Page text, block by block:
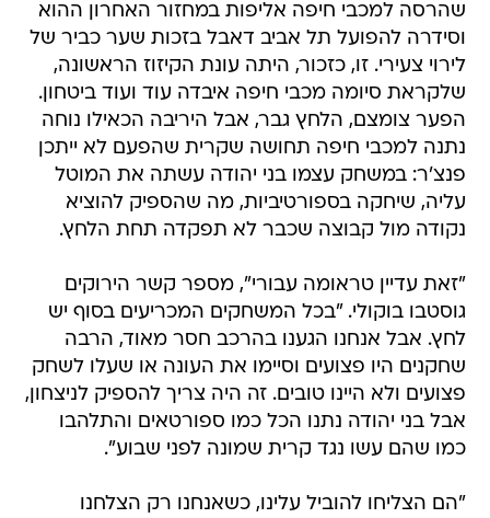
שהרסה למכבי חיפה אליפות במחזור האחרון ההוא
וסידרה להפועל תל אביב דאבל בזכות שער כביר של
לירוי צעירי. זו, כזכור, היתה עונת הקיזוז הראשונה,
שלקראת סיומה מכבי חיפה איבדה עוד ועוד ביטחון.
הפער צומצם, הלחץ גבר, אבל היריבה הכאילו נוחה
נתנה למכבי חיפה תחושה שקרית שהפעם לא ייתכן
פנצ'ר: במשחק עצמו בני יהודה עשתה את המוטל
עליה, שיחקה בספורטיביות, מה שהספיק להוציא
נקודה מול קבוצה שכבר לא תפקדה תחת הלחץ.
"זאת עדיין טראומה עבורי", מספר קשר הירוקים
גוסטבו בוקולי. "בכל המשחקים המכריעים בסוף יש
לחץ. אבל אנחנו הגענו בהרכב חסר מאוד, הרבה
שחקנים היו פצועים וסיימו את העונה או שעלו לשחק
פצועים ולא היינו טובים. זה היה צריך להספיק לניצחון,
אבל בני יהודה נתנו הכל כמו ספורטאים והתלהבו
כמו שהם עשו נגד קרית שמונה לפני שבוע".
"הם הצליחו להוביל עלינו, כשאנחנו רק הצלחנו